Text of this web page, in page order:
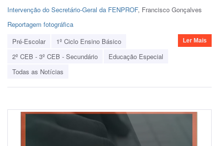
Intervenção do Secretário-Geral da FENPROF, Francisco Gonçalves
Reportagem fotográfica
Pré-Escolar
1º Ciclo Ensino Básico
2º CEB - 3º CEB - Secundário
Educação Especial
Todas as Notícias
Ler Mais